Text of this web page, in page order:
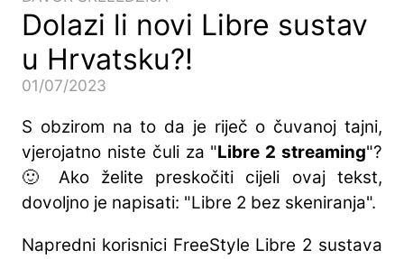
Dolazi li novi Libre sustav
u Hrvatsku?!
01/07/2023
S obzirom na to da je riječ o čuvanoj tajni,
vjerojatno niste čuli za "Libre 2 streaming"?
🙂 Ako želite preskočiti cijeli ovaj tekst,
dovoljno je napisati: "Libre 2 bez skeniranja".
Napredni korisnici FreeStyle Libre 2 sustava